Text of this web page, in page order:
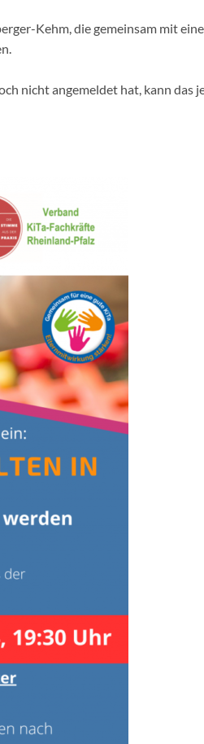
Kehm, die gemeinsam mit
nicht angemeldet hat, kann das